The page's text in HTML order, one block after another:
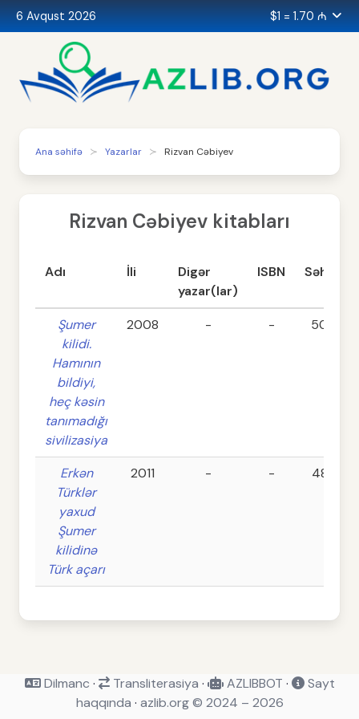
6 Avqust 2026 $1 = 1.70 ₼
Ana səhifə Yazarlar Rizvan Cəbiyev
Rizvan Cəbiyev kitabları
Adı İli
Digər
yazar(lar)
ISBN Səhifə
Şumer
kilidi.
Hamının
bildiyi,
heç kəsin
tanımadığı
sivilizasiya
2008 - - 504
Erkən
Türklər
yaxud
Şumer
kilidinə
Türk açarı
2011 - - 480
Dilmanc · Transliterasiya · AZLIBBOT ·
Sayt
haqqında · azlib.org © 2024 – 2026